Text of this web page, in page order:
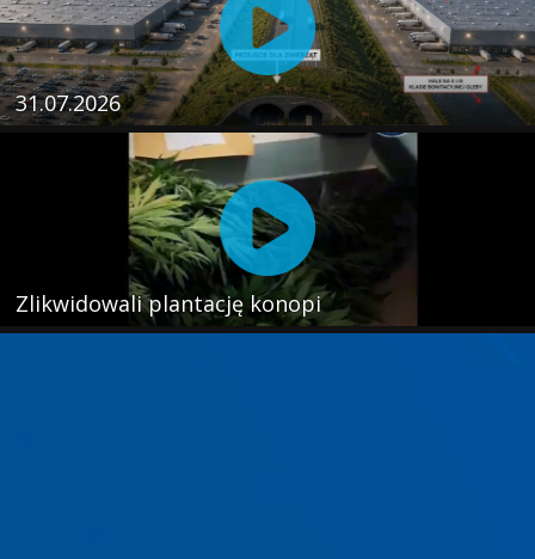
31.07.2026
Zlikwidowali plantację konopi